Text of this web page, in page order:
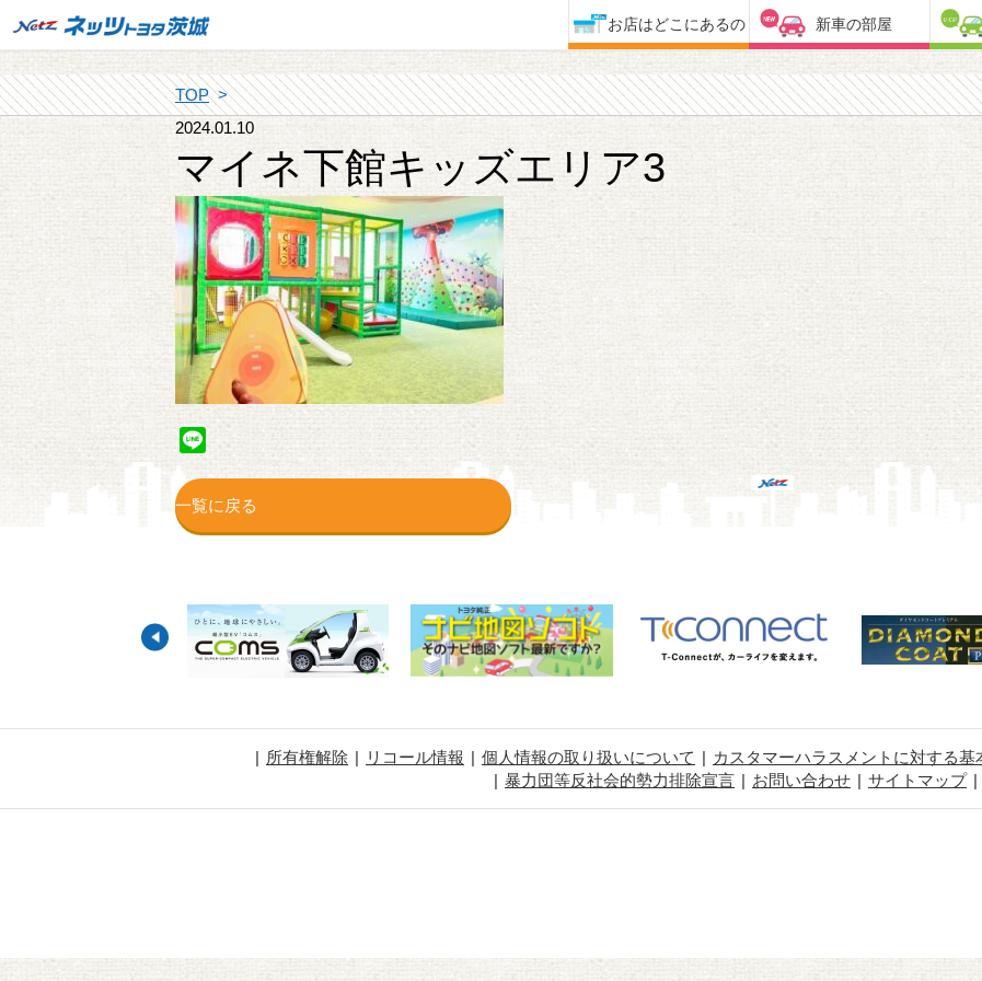
お店はどこにあるの 新車の部屋
TOP
2024.01.10
マイネ下館キッズエリア3
Line
一覧に戻る
所有権解除 リコール情報 個人情報の取り扱いについて カスタマーハラスメントに対する基
暴力団等反社会的勢力排除宣言
お問い合わせ サイトマップ